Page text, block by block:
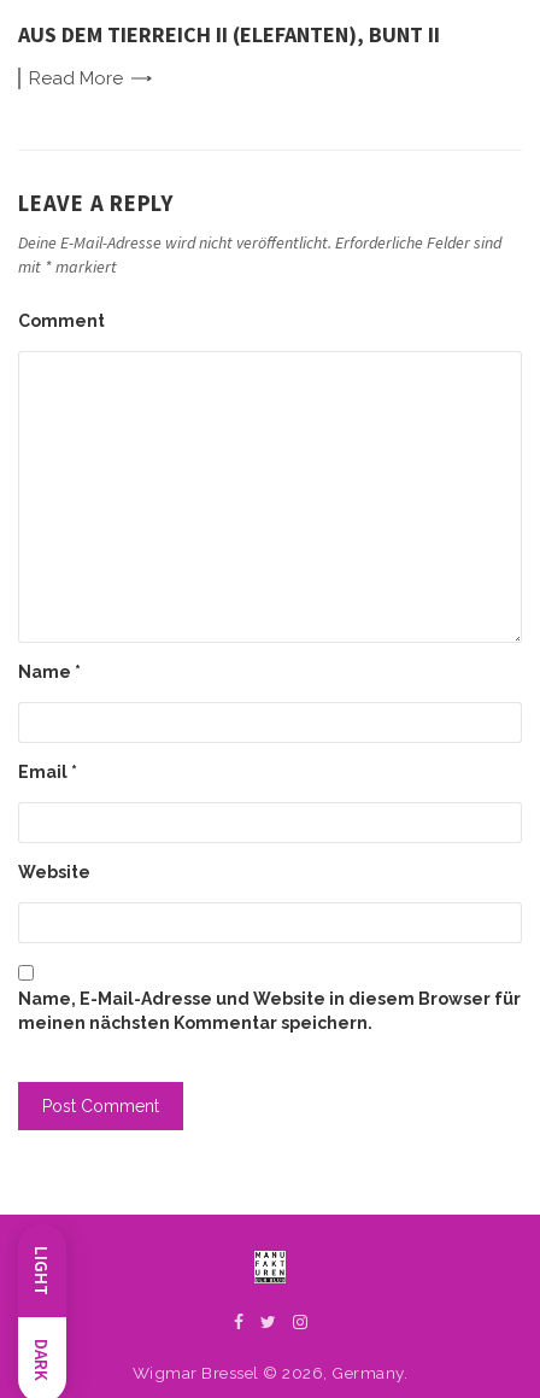
LIGHT
DARK
AUS DEM TIERREICH II (ELEFANTEN), BUNT II
Read More
LEAVE A REPLY
Deine E-Mail-Adresse wird nicht veröffentlicht. Erforderliche Felder sind
mit *markiert
Comment
Name *
Email *
Website
Name, E-Mail-Adresse und Website in diesem Browser für
meinen nächsten Kommentar speichern.
Wigmar Bressel © 2026, Germany.